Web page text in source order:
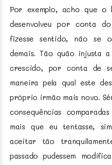
Por exemplo, acho que o
desenvolveu por conta
fizesse sentido, não se
demais. Tão quão injusta
crescido, por conta de
maneira pela qual este
próprio irmão mais novo.
consequências
mais que eu tentasse,
aceitar tão
passado pudessem